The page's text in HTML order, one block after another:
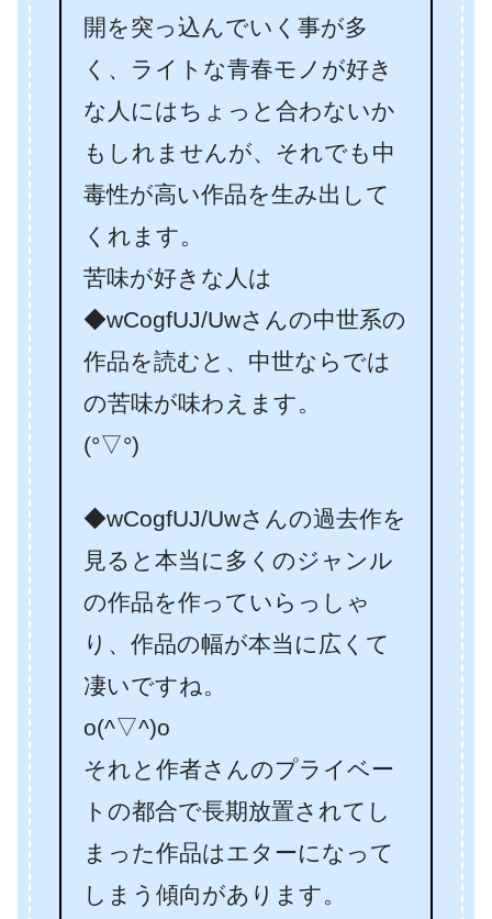
開を突っ込んでいく事が多
く、ライトな青春モノが好き
な人にはちょっと合わないか
もしれませんが、それでも中
毒性が高い作品を生み出して
くれます。
苦味が好きな人は
◆wCogfUJ/Uwさんの中世系の
作品を読むと、中世ならでは
の苦味が味わえます。
(°▽°)
◆wCogfUJ/Uwさんの過去作を
見ると本当に多くのジャンル
の作品を作っていらっしゃ
り、作品の幅が本当に広くて
凄いですね。
o(^▽^)o
それと作者さんのプライベー
トの都合で長期放置されてし
まった作品はエターになって
しまう傾向があります。